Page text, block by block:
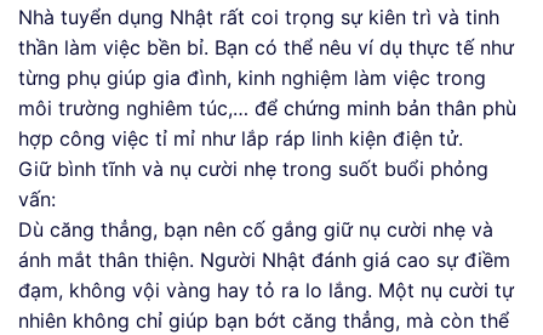
Nhà tuyển dụng Nhật rất coi trọng sự kiên trì và tinh
thần làm việc bền bỉ. Bạn có thể nêu ví dụ thực tế như
từng phụ giúp gia đình, kinh nghiệm làm việc trong
môi trường nghiêm túc,… để chứng minh bản thân phù
hợp công việc tỉ mỉ như lắp ráp linh kiện điện tử.
Giữ bình tĩnh và nụ cười nhẹ trong suốt buổi phỏng
vấn:
Dù căng thẳng, bạn nên cố gắng giữ nụ cười nhẹ và
ánh mắt thân thiện. Người Nhật đánh giá cao sự điềm
đạm, không vội vàng hay tỏ ra lo lắng. Một nụ cười tự
nhiên không chỉ giúp bạn bớt căng thẳng, mà còn thể